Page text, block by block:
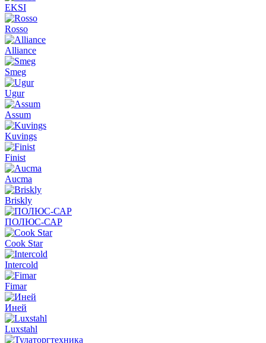
EKSI
Rosso
Alliance
Smeg
Ugur
Assum
Kuvings
Finist
Aucma
Briskly
ПОЛЮС-САР
Cook Star
Intercold
Fimar
Иней
Luxstahl